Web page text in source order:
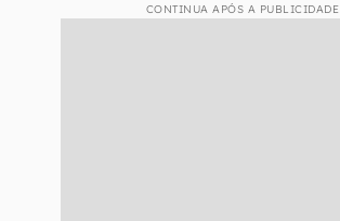
CONTINUA APÓS A PUBLICIDADE